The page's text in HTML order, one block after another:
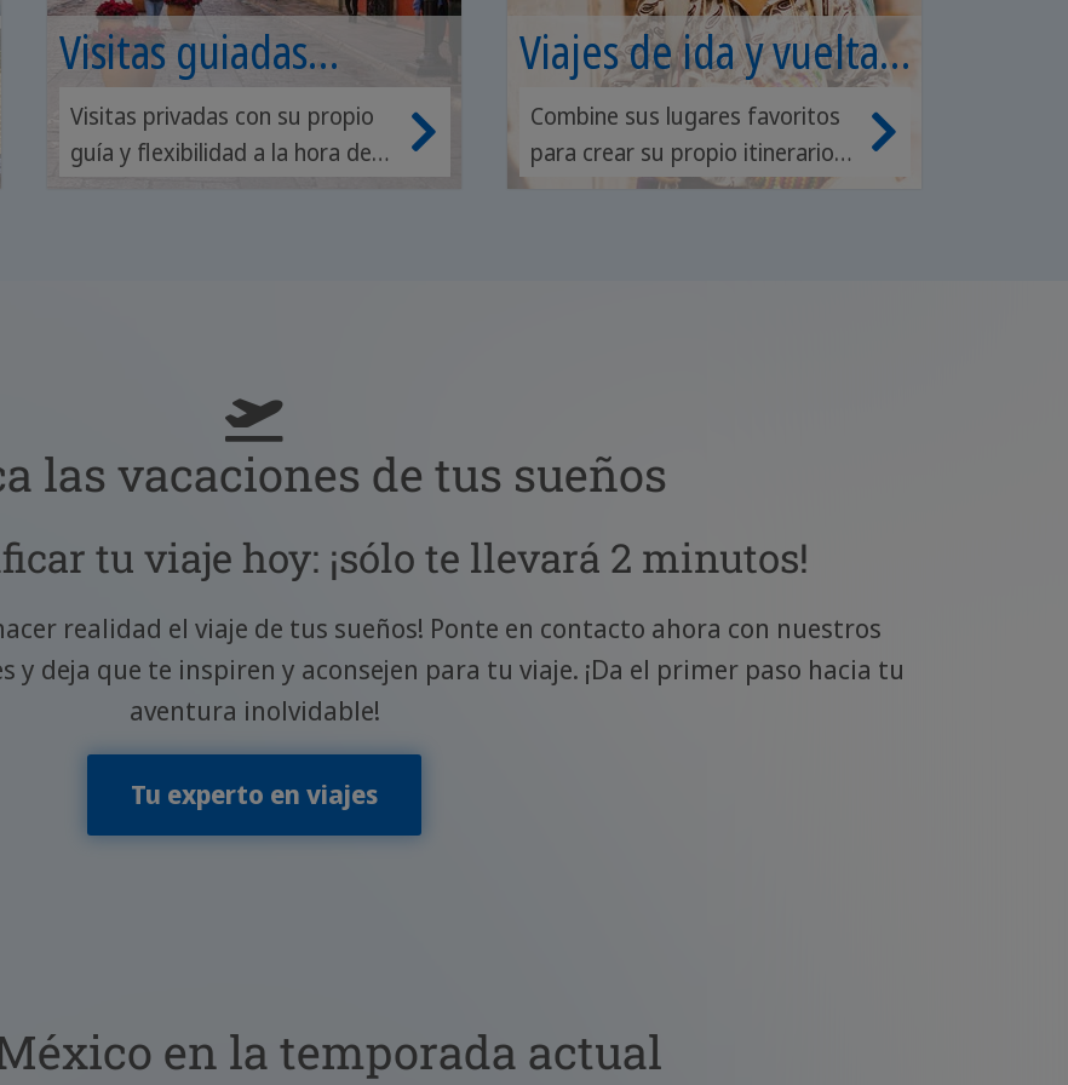
Visitas guiadas
privadas
Visitas privadas con su propio
guía y flexibilidad a la hora de
Viajes de ida y vuelta
individuales
Combine sus lugares favoritos
para crear su propio itinerario y
elegir las actividades más
las vacaciones de tus sueños
tu viaje hoy: ¡sólo te llevará 2 minutos!
realidad el viaje de tus sueños! Ponte en contacto ahora con nuestros
y deja que te inspiren y aconsejen para tu viaje. ¡Da el primer paso hacia tu
aventura inolvidable!
Tu experto en viajes
en la temporada actual